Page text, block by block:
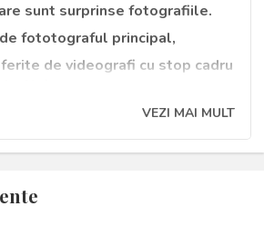
sunt surprinse fotografiile.
fototograful principal,
de videografi cu stop cadru
in format 60/30 cm (albumul
VEZI MAI MULT